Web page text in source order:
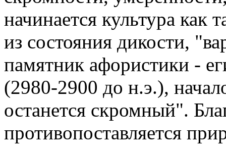
начинается культура как
из состояния дикости,
памятник афористики -
(2980-2900 до н.э.),
останется скромный".
противопоставляется